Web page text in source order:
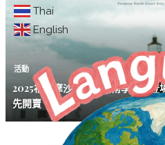
Thai
English
活動
2025福爾摩沙北海岸藝術季即將登
先開賣